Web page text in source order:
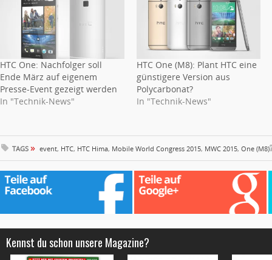
HTC One: Nachfolger soll
Ende März auf eigenem
Presse-Event gezeigt werden
In "Technik-News"
HTC One (M8): Plant HTC eine
günstigere Version aus
Polycarbonat?
In "Technik-News"
TAGS » event, HTC, HTC Hima, Mobile World Congress 2015, MWC 2015, One (M8)
Kennst du schon unsere Magazine?